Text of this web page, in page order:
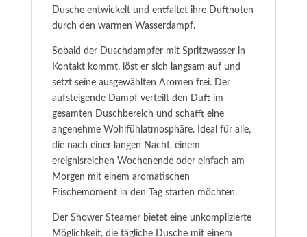
Dusche entwickelt und entfaltet ihre Duftnoten
durch den warmen Wasserdampf.
Sobald der Duschdampfer mit Spritzwasser in
Kontakt kommt, löst er sich langsam auf und
setzt seine ausgewählten Aromen frei. Der
aufsteigende Dampf verteilt den Duft im
gesamten Duschbereich und schafft eine
angenehme Wohlfühlatmosphäre. Ideal für alle,
die nach einer langen Nacht, einem
ereignisreichen Wochenende oder einfach am
Morgen mit einem aromatischen
Frischemoment in den Tag starten möchten.
Der Shower Steamer bietet eine unkomplizierte
Möglichkeit, die tägliche Dusche mit einem